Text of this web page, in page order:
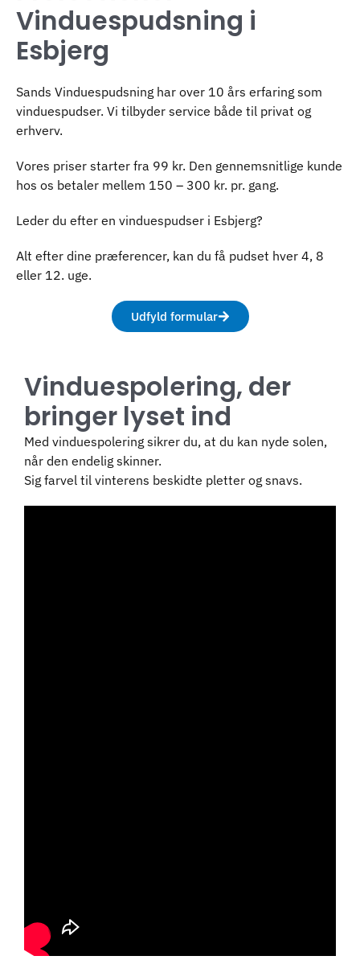
Vinduespudsning i
Esbjerg
Sands Vinduespudsning har over 10 års erfaring som
vinduespudser. Vi tilbyder service både til privat og
erhverv.
Vores priser starter fra 99 kr. Den gennemsnitlige kunde
hos os betaler mellem 150 – 300 kr. pr. gang.
Leder du efter en vinduespudser i Esbjerg?
Alt efter dine præferencer, kan du få pudset hver 4, 8
eller 12. uge.
Udfyld formular
Vinduespolering, der
bringer lyset ind
Med vinduespolering sikrer du, at du kan nyde solen,
når den endelig skinner.
Sig farvel til vinterens beskidte pletter og snavs.